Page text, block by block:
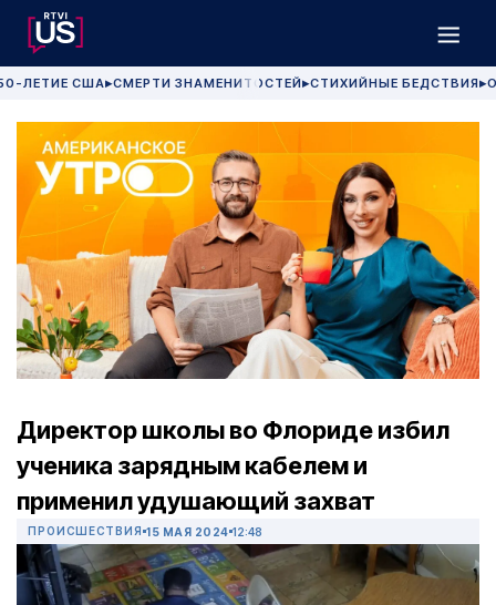
ЛЕТИЕ США▶СМЕРТИ ЗНАМЕНИТОСТЕЙ▶СТИХИЙНЫЕ БЕДСТВИЯ▶
Директор школы во Флориде избил
ученика зарядным кабелем и
применил удушающий захват
ПРОИСШЕСТВИЯ 15 МАЯ 2024 12:48